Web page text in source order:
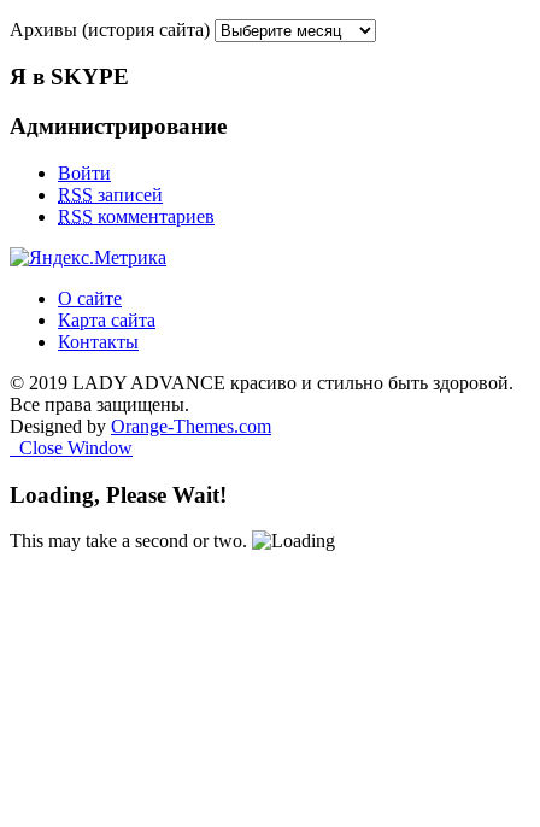
Архивы (история сайта)
Я в SKYPE
Администрирование
Войти
RSS записей
RSS комментариев
О сайте
Карта сайта
Контакты
© 2019 LADY ADVANCE красиво и стильно быть здоровой.
Все права защищены.
Designed by Orange-Themes.com
Close Window
Loading, Please Wait!
This may take a second or two.